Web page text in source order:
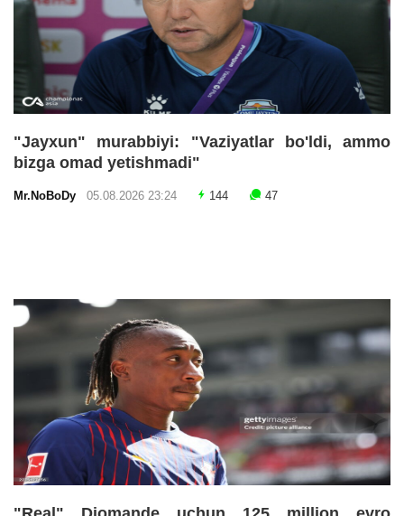
"Jayxun" murabbiyi: "Vaziyatlar bo'ldi, ammo
bizga omad yetishmadi"
Mr.NoBoDy 05.08.2026 23:24 144 47